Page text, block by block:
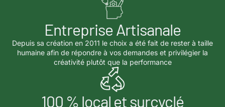
Entreprise Artisanale
Depuis sa création en 2011 le choix a été fait de rester à taille
humaine afin de répondre à vos demandes et privilégier la
créativité plutôt que la performance
100 % local et surcyclé